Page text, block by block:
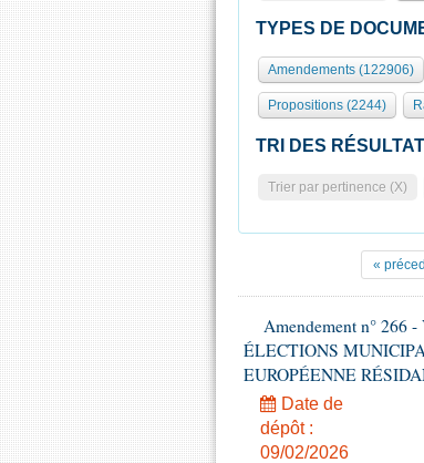
TYPES DE
Amendements (122906)
Propositions (2244)
TRI DES
Trier par pertinence (X)
«
Amendement n°
ÉLECTIONS
EUROPÉENNE
Date de
dépôt :
09/02/2026